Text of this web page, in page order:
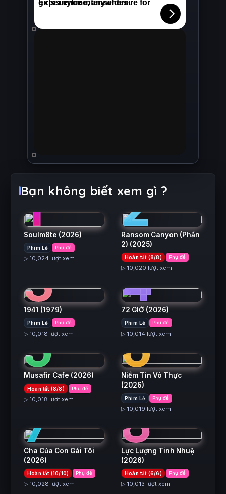
Bạn không biết xem gì ?
1
Soulm8te (2026)
Phim Lẻ Phụ đề
▷ 10,024 lượt xem
2
Ransom Canyon (Phần
2) (2025)
Hoàn tất (8/8) Phụ đề
▷ 10,020 lượt xem
3
1941 (1979)
Phim Lẻ Phụ đề
▷ 10,018 lượt xem
4
72 GIỜ (2026)
Phim Lẻ Phụ đề
▷ 10,014 lượt xem
5
Musafir Cafe (2026)
Hoàn tất (8/8) Phụ đề
▷ 10,018 lượt xem
6
Niềm Tin Vô Thực
(2026)
Phim Lẻ Phụ đề
▷ 10,019 lượt xem
7
Cha Của Con Gái Tôi
(2026)
Hoàn tất (10/10) Phụ đề
▷ 10,028 lượt xem
8
Lực Lượng Tinh Nhuệ
(2026)
Hoàn tất (6/6) Phụ đề
▷ 10,013 lượt xem